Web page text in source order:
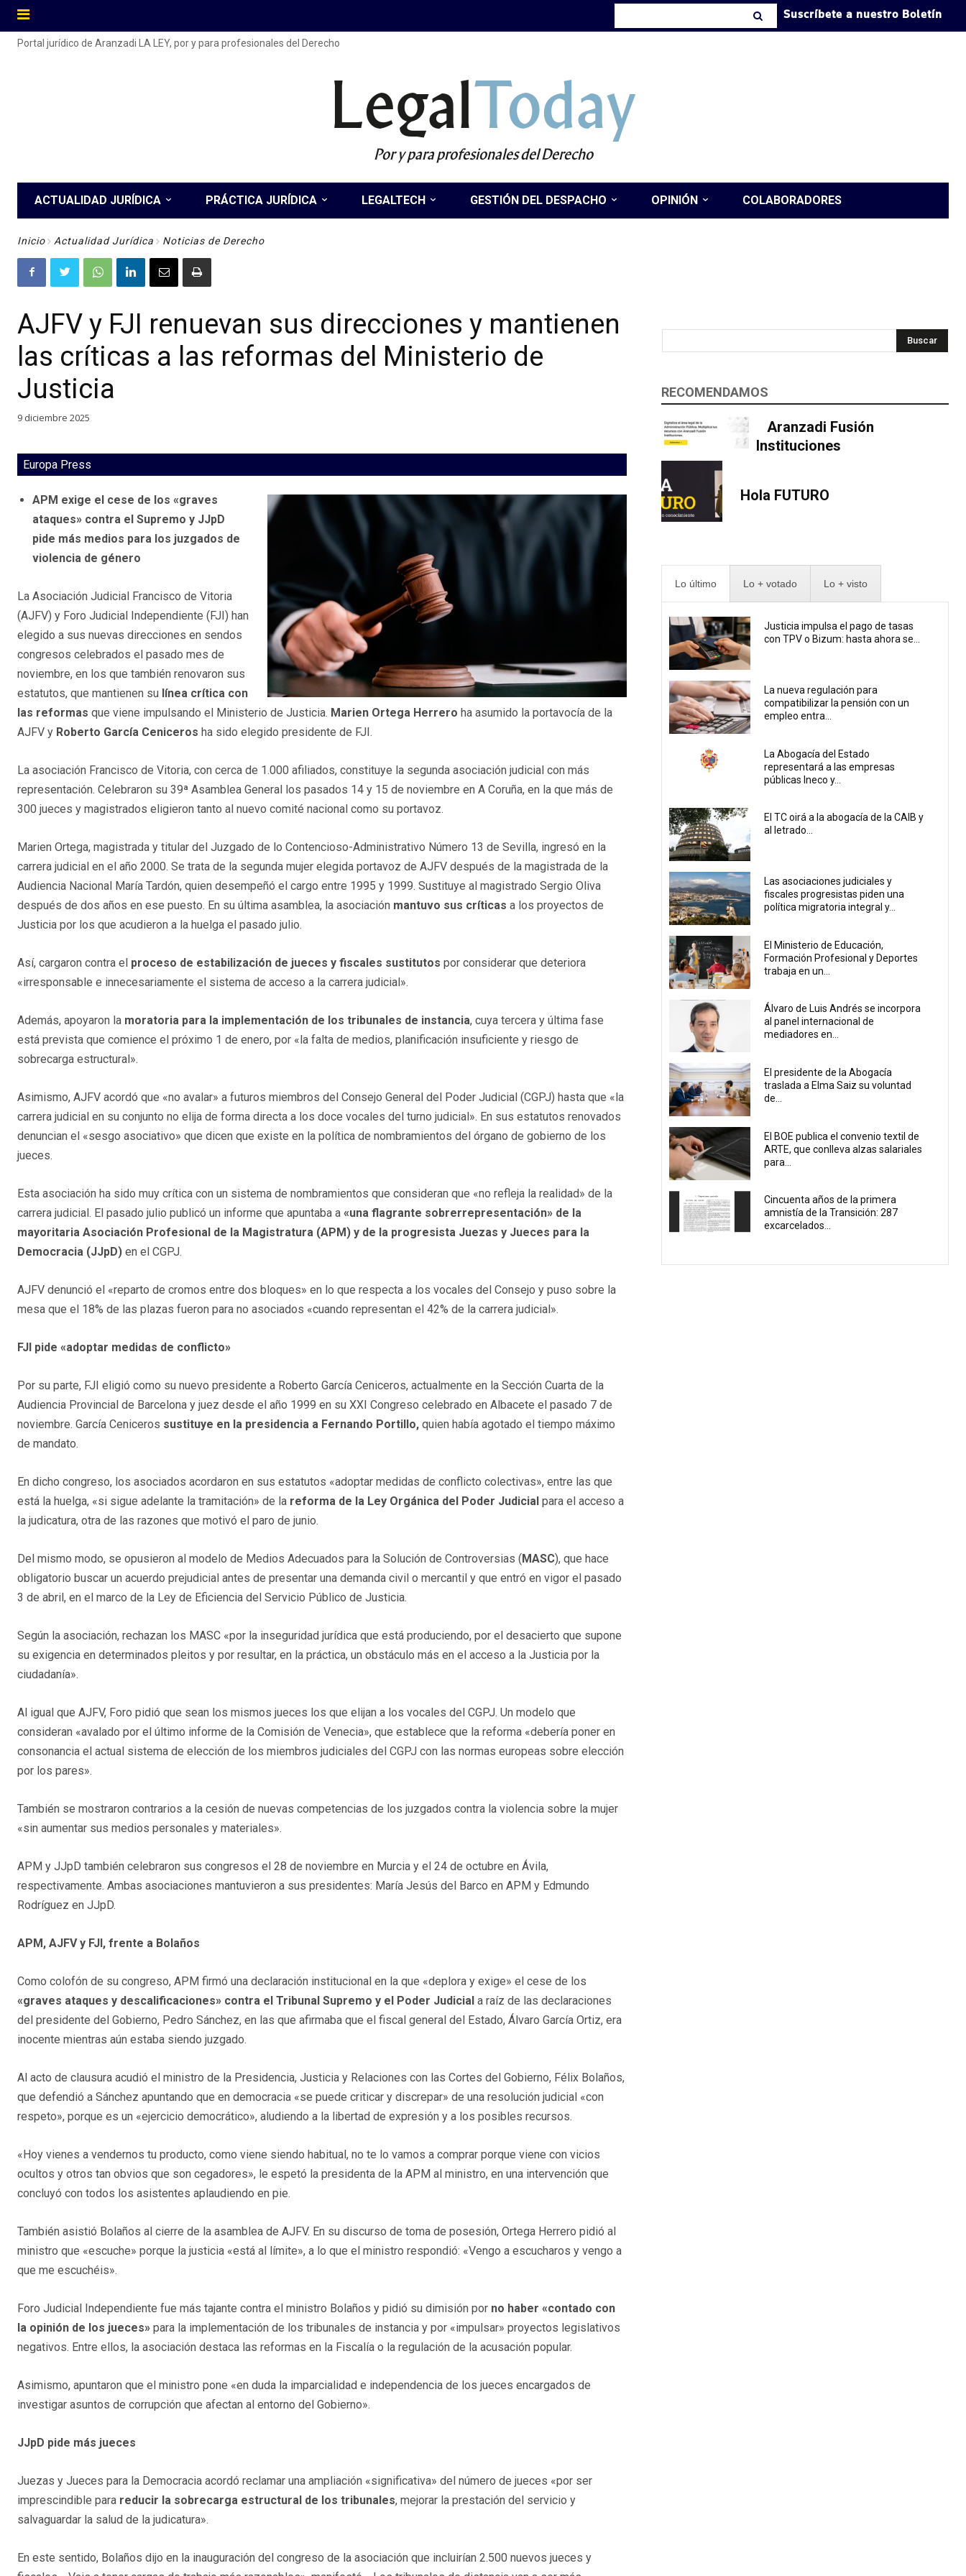
Suscríbete a nuestro Boletín
Portal jurídico de Aranzadi LA LEY, por y para profesionales del Derecho
LegalToday
Por y para profesionales del Derecho
ACTUALIDAD JURÍDICA PRÁCTICA JURÍDICA LEGALTECH GESTIÓN DEL DESPACHO OPINIÓN COLABORADORES
Inicio Actualidad Jurídica Noticias de Derecho
AJFV y FJI renuevan sus direcciones y mantienen
las críticas a las reformas del Ministerio de
Justicia
9 diciembre 2025
Europa Press
APM exige el cese de los «graves
ataques» contra el Supremo y JJpD
pide más medios para los juzgados de
violencia de género
La Asociación Judicial Francisco de Vitoria
(AJFV) y Foro Judicial Independiente (FJI) han
elegido a sus nuevas direcciones en sendos
congresos celebrados el pasado mes de
noviembre, en los que también renovaron sus
estatutos, que mantienen su línea crítica con
las reformas que viene impulsando el Ministerio de Justicia. Marien Ortega Herrero ha asumido la portavocía de la
AJFV y Roberto García Ceniceros ha sido elegido presidente de FJI.
La asociación Francisco de Vitoria, con cerca de 1.000 afiliados, constituye la segunda asociación judicial con más
representación. Celebraron su 39ª Asamblea General los pasados 14 y 15 de noviembre en A Coruña, en la que más de
300 jueces y magistrados eligieron tanto al nuevo comité nacional como su portavoz.
Marien Ortega, magistrada y titular del Juzgado de lo Contencioso-Administrativo Número 13 de Sevilla, ingresó en la
carrera judicial en el año 2000. Se trata de la segunda mujer elegida portavoz de AJFV después de la magistrada de la
Audiencia Nacional María Tardón, quien desempeñó el cargo entre 1995 y 1999. Sustituye al magistrado Sergio Oliva
después de dos años en ese puesto. En su última asamblea, la asociación mantuvo sus críticas a los proyectos de
Justicia por los que acudieron a la huelga el pasado julio.
Así, cargaron contra el proceso de estabilización de jueces y fiscales sustitutos por considerar que deteriora
«irresponsable e innecesariamente el sistema de acceso a la carrera judicial».
Además, apoyaron la moratoria para la implementación de los tribunales de instancia, cuya tercera y última fase
está prevista que comience el próximo 1 de enero, por «la falta de medios, planificación insuficiente y riesgo de
sobrecarga estructural».
Asimismo, AJFV acordó que «no avalar» a futuros miembros del Consejo General del Poder Judicial (CGPJ) hasta que «la
carrera judicial en su conjunto no elija de forma directa a los doce vocales del turno judicial». En sus estatutos renovados
denuncian el «sesgo asociativo» que dicen que existe en la política de nombramientos del órgano de gobierno de los
jueces.
Esta asociación ha sido muy crítica con un sistema de nombramientos que consideran que «no refleja la realidad» de la
carrera judicial. El pasado julio publicó un informe que apuntaba a «una flagrante sobrerrepresentación» de la
mayoritaria Asociación Profesional de la Magistratura (APM) y de la progresista Juezas y Jueces para la
Democracia (JJpD) en el CGPJ.
AJFV denunció el «reparto de cromos entre dos bloques» en lo que respecta a los vocales del Consejo y puso sobre la
mesa que el 18% de las plazas fueron para no asociados «cuando representan el 42% de la carrera judicial».
FJI pide «adoptar medidas de conflicto»
Por su parte, FJI eligió como su nuevo presidente a Roberto García Ceniceros, actualmente en la Sección Cuarta de la
Audiencia Provincial de Barcelona y juez desde el año 1999 en su XXI Congreso celebrado en Albacete el pasado 7 de
noviembre. García Ceniceros sustituye en la presidencia a Fernando Portillo, quien había agotado el tiempo máximo
de mandato.
En dicho congreso, los asociados acordaron en sus estatutos «adoptar medidas de conflicto colectivas», entre las que
está la huelga, «si sigue adelante la tramitación» de la reforma de la Ley Orgánica del Poder Judicial para el acceso a
la judicatura, otra de las razones que motivó el paro de junio.
Del mismo modo, se opusieron al modelo de Medios Adecuados para la Solución de Controversias ( MASC), que hace
obligatorio buscar un acuerdo prejudicial antes de presentar una demanda civil o mercantil y que entró en vigor el pasado
3 de abril, en el marco de la Ley de Eficiencia del Servicio Público de Justicia.
Según la asociación, rechazan los MASC «por la inseguridad jurídica que está produciendo, por el desacierto que supone
su exigencia en determinados pleitos y por resultar, en la práctica, un obstáculo más en el acceso a la Justicia por la
ciudadanía».
Al igual que AJFV, Foro pidió que sean los mismos jueces los que elijan a los vocales del CGPJ. Un modelo que
consideran «avalado por el último informe de la Comisión de Venecia», que establece que la reforma «debería poner en
consonancia el actual sistema de elección de los miembros judiciales del CGPJ con las normas europeas sobre elección
por los pares».
También se mostraron contrarios a la cesión de nuevas competencias de los juzgados contra la violencia sobre la mujer
«sin aumentar sus medios personales y materiales».
APM y JJpD también celebraron sus congresos el 28 de noviembre en Murcia y el 24 de octubre en Ávila,
respectivamente. Ambas asociaciones mantuvieron a sus presidentes: María Jesús del Barco en APM y Edmundo
Rodríguez en JJpD.
APM, AJFV y FJI, frente a Bolaños
Como colofón de su congreso, APM firmó una declaración institucional en la que «deplora y exige» el cese de los
«graves ataques y descalificaciones» contra el Tribunal Supremo y el Poder Judicial a raíz de las declaraciones
del presidente del Gobierno, Pedro Sánchez, en las que afirmaba que el fiscal general del Estado, Álvaro García Ortiz, era
inocente mientras aún estaba siendo juzgado.
Al acto de clausura acudió el ministro de la Presidencia, Justicia y Relaciones con las Cortes del Gobierno, Félix Bolaños,
que defendió a Sánchez apuntando que en democracia «se puede criticar y discrepar» de una resolución judicial «con
respeto», porque es un «ejercicio democrático», aludiendo a la libertad de expresión y a los posibles recursos.
«Hoy vienes a vendernos tu producto, como viene siendo habitual, no te lo vamos a comprar porque viene con vicios
ocultos y otros tan obvios que son cegadores», le espetó la presidenta de la APM al ministro, en una intervención que
concluyó con todos los asistentes aplaudiendo en pie.
También asistió Bolaños al cierre de la asamblea de AJFV. En su discurso de toma de posesión, Ortega Herrero pidió al
ministro que «escuche» porque la justicia «está al límite», a lo que el ministro respondió: «Vengo a escucharos y vengo a
que me escuchéis».
Foro Judicial Independiente fue más tajante contra el ministro Bolaños y pidió su dimisión por no haber «contado con
la opinión de los jueces» para la implementación de los tribunales de instancia y por «impulsar» proyectos legislativos
negativos. Entre ellos, la asociación destaca las reformas en la Fiscalía o la regulación de la acusación popular.
Asimismo, apuntaron que el ministro pone «en duda la imparcialidad e independencia de los jueces encargados de
investigar asuntos de corrupción que afectan al entorno del Gobierno».
JJpD pide más jueces
Juezas y Jueces para la Democracia acordó reclamar una ampliación «significativa» del número de jueces «por ser
imprescindible para reducir la sobrecarga estructural de los tribunales, mejorar la prestación del servicio y
salvaguardar la salud de la judicatura».
En este sentido, Bolaños dijo en la inauguración del congreso de la asociación que incluirían 2.500 nuevos jueces y
Buscar
RECOMENDAMOS
Aranzadi Fusión
Instituciones
Hola FUTURO
Lo último Lo + votado Lo + visto
Justicia impulsa el pago de tasas
con TPV o Bizum: hasta ahora se...
La nueva regulación para
compatibilizar la pensión con un
empleo entra...
La Abogacía del Estado
representará a las empresas
públicas Ineco y...
El TC oirá a la abogacía de la CAIB y
al letrado...
Las asociaciones judiciales y
fiscales progresistas piden una
política migratoria integral y...
El Ministerio de Educación,
Formación Profesional y Deportes
trabaja en un...
Álvaro de Luis Andrés se incorpora
al panel internacional de
mediadores en...
El presidente de la Abogacía
traslada a Elma Saiz su voluntad
de...
El BOE publica el convenio textil de
ARTE, que conlleva alzas salariales
para...
Cincuenta años de la primera
amnistía de la Transición: 287
excarcelados...